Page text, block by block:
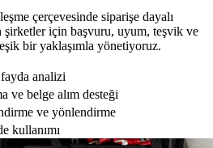
çerçevesinde siparişe dayalı
şirketler için başvuru, uyum, teşvik ve
bir yaklaşımla yönetiyoruz.
analizi
ve belge alım desteği
ve yönlendirme
kullanımı